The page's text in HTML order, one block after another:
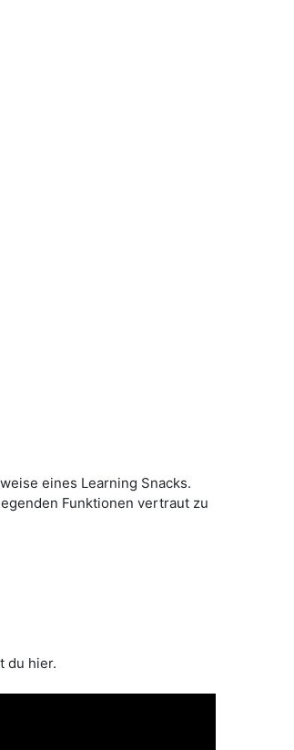
eines Learning Snacks.
Funktionen vertraut zu
du hier.